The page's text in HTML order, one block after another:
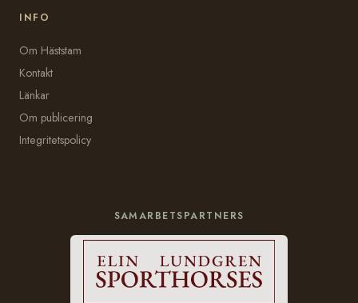
INFO
Om Häststam
Kontakt
Länkar
Om publicering
Integritetspolicy
SAMARBETSPARTNERS